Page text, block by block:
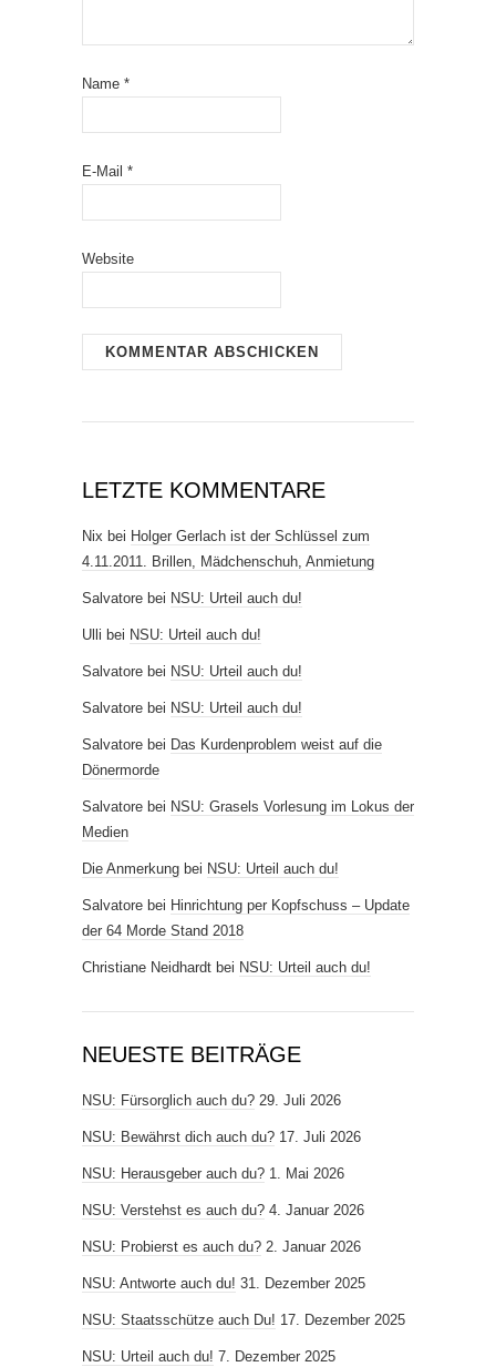
Name *
E-Mail *
Website
LETZTE KOMMENTARE
Nix bei Holger Gerlach ist der Schlüssel zum
4.11.2011. Brillen, Mädchenschuh, Anmietung
Salvatore bei NSU: Urteil auch du!
Ulli bei NSU: Urteil auch du!
Salvatore bei NSU: Urteil auch du!
Salvatore bei NSU: Urteil auch du!
Salvatore bei Das Kurdenproblem weist auf die
Dönermorde
Salvatore bei NSU: Grasels Vorlesung im Lokus der
Medien
Die Anmerkung bei NSU: Urteil auch du!
Salvatore bei Hinrichtung per Kopfschuss – Update
der 64 Morde Stand 2018
Christiane Neidhardt bei NSU: Urteil auch du!
NEUESTE BEITRÄGE
NSU: Fürsorglich auch du? 29. Juli 2026
NSU: Bewährst dich auch du? 17. Juli 2026
NSU: Herausgeber auch du? 1. Mai 2026
NSU: Verstehst es auch du? 4. Januar 2026
NSU: Probierst es auch du? 2. Januar 2026
NSU: Antworte auch du! 31. Dezember 2025
NSU: Staatsschütze auch Du! 17. Dezember 2025
NSU: Urteil auch du! 7. Dezember 2025